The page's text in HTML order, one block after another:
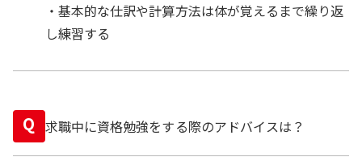
・基本的な仕訳や計算方法は体が覚えるまで繰り返
し練習する
Q 求職中に資格勉強をする際のアドバイスは？